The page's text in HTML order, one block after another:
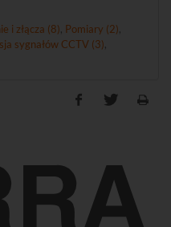
i złącza (8) Pomiary (2)
sygnałów CCTV (3)